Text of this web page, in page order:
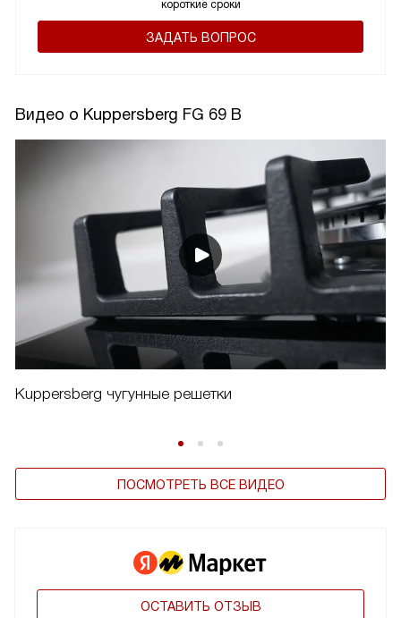
короткие сроки
ЗАДАТЬ ВОПРОС
Видео о Kuppersberg FG 69 B
Kuppersberg чугунные решетки
ПОСМОТРЕТЬ ВСЕ ВИДЕО
ОСТАВИТЬ ОТЗЫВ